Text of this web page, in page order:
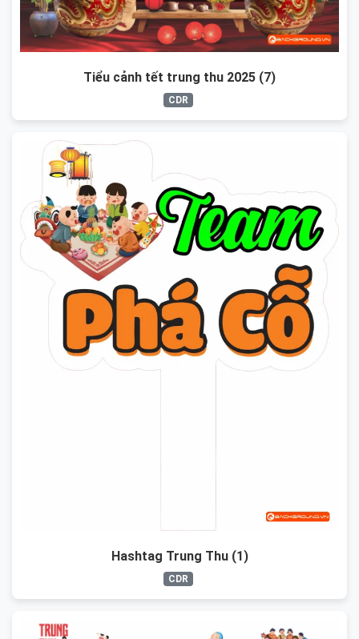
Tiểu cảnh tết trung thu 2025 (7)
CDR
Hashtag Trung Thu (1)
CDR